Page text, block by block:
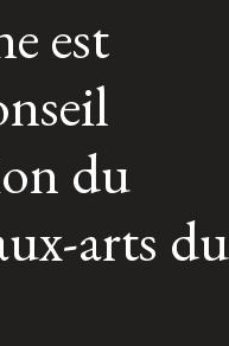
est
du
arts du